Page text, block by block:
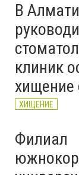
В
клиник
ХИЩЕНИЕ
Филиал